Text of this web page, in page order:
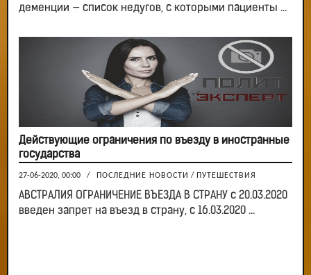
деменции — список недугов, с которыми пациенты ...
Действующие ограничения по въезду в иностранные
государства
27-06-2020, 00:00 / ПОСЛЕДНИЕ НОВОСТИ / ПУТЕШЕСТВИЯ
АВСТРАЛИЯ ОГРАНИЧЕНИЕ ВЪЕЗДА В СТРАНУ с 20.03.2020
введен запрет на въезд в страну, с 16.03.2020 ...